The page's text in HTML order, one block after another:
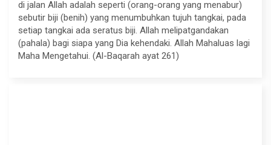
di jalan Allah adalah seperti (orang-orang yang menabur)
sebutir biji (benih) yang menumbuhkan tujuh tangkai, pada
setiap tangkai ada seratus biji. Allah melipatgandakan
(pahala) bagi siapa yang Dia kehendaki. Allah Mahaluas lagi
Maha Mengetahui. (Al-Baqarah ayat 261)